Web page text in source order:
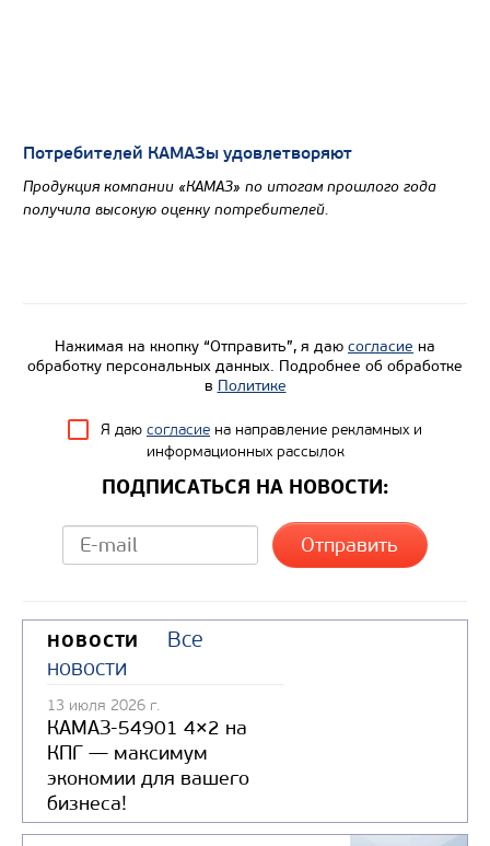
Потребителей КАМАЗы удовлетворяют
Продукция компании «КАМАЗ» по итогам прошлого года
получила высокую оценку потребителей.
Нажимая на кнопку “Отправить”, я даю согласие на
обработку персональных данных. Подробнее об обработке
в Политике
Я даю согласие на направление рекламных и
информационных рассылок
ПОДПИСАТЬСЯ НА НОВОСТИ:
НОВОСТИ
Все
новости
13 июля 2026 г.
КАМАЗ-54901 4×2 на
КПГ — максимум
экономии для вашего
бизнеса!